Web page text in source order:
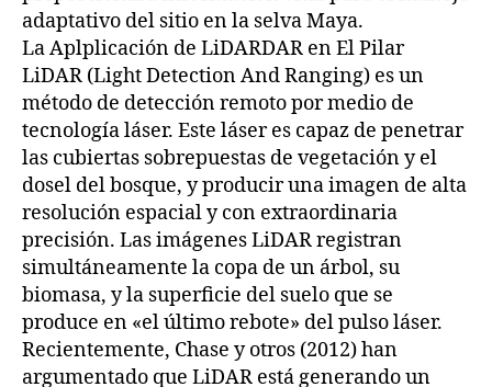
adaptativo del sitio en la selva Maya.
La Aplplicación de LiDARDAR en El Pilar
LiDAR (Light Detection And Ranging) es un
método de detección remoto por medio de
tecnología láser. Este láser es capaz de penetrar
las cubiertas sobrepuestas de vegetación y el
dosel del bosque, y producir una imagen de alta
resolución espacial y con extraordinaria
precisión. Las imágenes LiDAR registran
simultáneamente la copa de un árbol, su
biomasa, y la superficie del suelo que se
produce en «el último rebote» del pulso láser.
Recientemente, Chase y otros (2012) han
argumentado que LiDAR está generando un